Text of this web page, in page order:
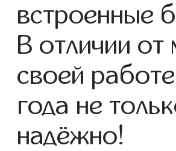
встроенные
В отличии
своей
года не
надёжно!